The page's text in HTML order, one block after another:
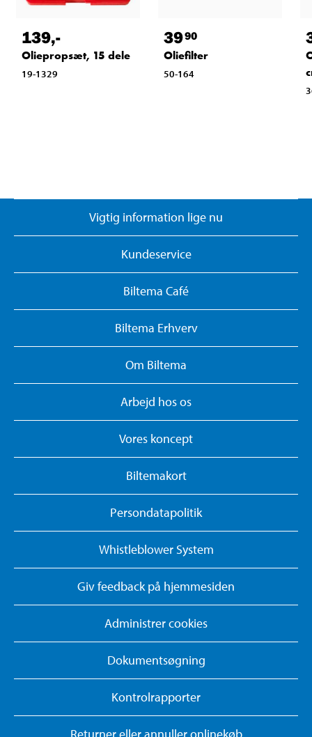
139,-
Oliepropsæt, 15 dele
19-1329
3990
Oliefilter
50-164
Vigtig information lige nu
Kundeservice
Biltema Café
Biltema Erhverv
Om Biltema
Arbejd hos os
Vores koncept
Biltemakort
Persondatapolitik
Whistleblower System
Giv feedback på hjemmesiden
Administrer cookies
Dokumentsøgning
Kontrolrapporter